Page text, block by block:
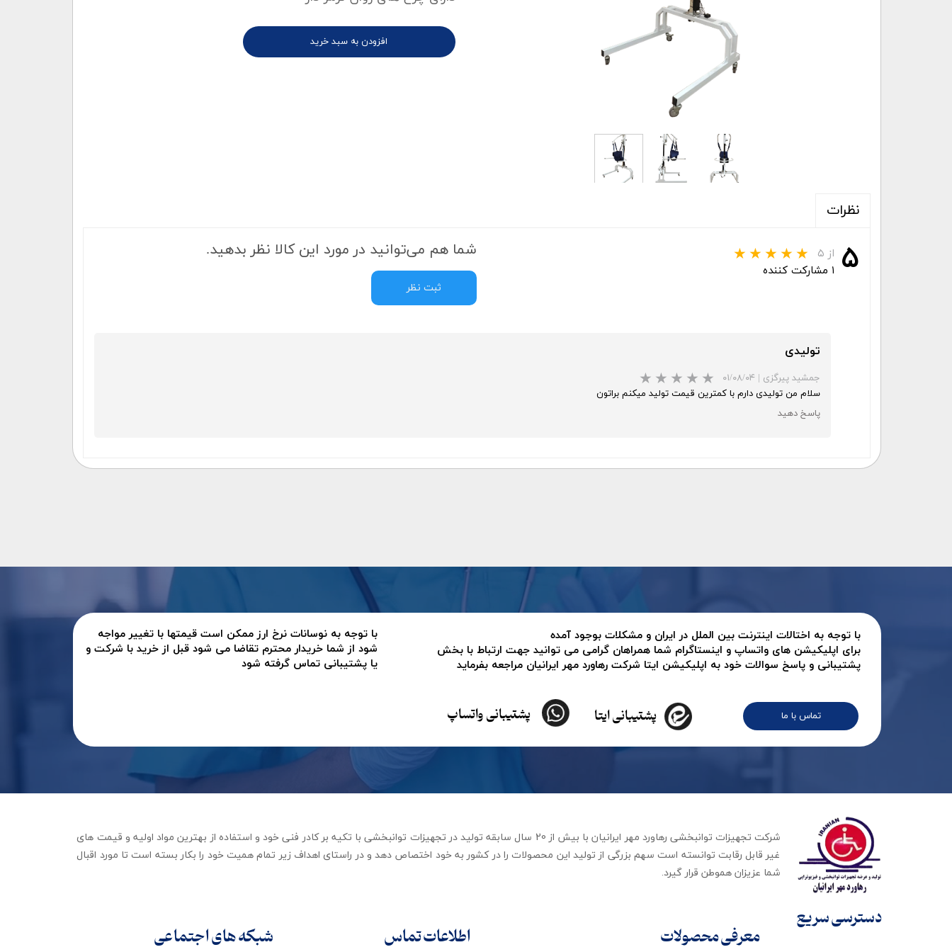
افزودن به سبد خرید
نظرات
۵ از ۵
۱ مشارکت کننده
شما هم می‌توانید در مورد این کالا نظر بدهید.
ثبت نظر
تولیدی
جمشید پیرگزی ۰۱/۰۸/۰۴
سلام من تولیدی دارم با کمترین قیمت تولید میکنم براتون
پاسخ دهید
تماس با ما
با توجه به اختالات اینترنت بین الملل در ایران و مشکلات بوجود آمده
برای اپلیکیشن های واتساپ و اینستاگرام شما همراهان گرامی می توانید جهت ارتباط با بخش
پشتیبانی و پاسخ سوالات خود به اپلیکیشن ایتا شرکت رهاورد مهر ایرانیان مراجعه بفرماید
پشتیبانی ایتا پشتیبانی واتساپ
با توجه به نوسانات نرخ ارز ممکن است قیمتها با تغییر مواجه
شود از شما خریدار محترم تقاضا می شود قبل از خرید با شرکت و
یا پشتیبانی تماس گرفته شود
اطلاعات تماس
شرکت تجهیزات توانبخشی رهاورد مهر ایرانیان با بیش از 20 سال سابقه تولید در تجهیزات توانبخشی با تکیه بر کادر فنی خود و استفاده از بهترین مواد اولیه و قیمت های
غیر قابل رقابت توانسته است سهم بزرگی از تولید این محصولات را در کشور به خود اختصاص دهد و در راستای اهداف زیر تمام همیت خود را بکار بسته است تا مورد اقبال
شما عزیزان هموطن قرار گیرد​​​​​​​.
دسترسی سریع
معرفی محصولات شبکه های اجتماعی